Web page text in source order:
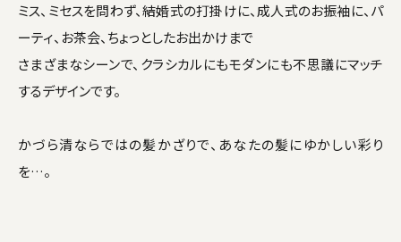
ミス、ミセスを問わず、結婚式の打掛けに、成人式のお振袖に、パ
ーティ、お茶会、ちょっとしたお出かけまで
さまざまなシーンで、クラシカルにもモダンにも不思議にマッチ
するデザインです。
かづら清ならではの髪かざりで、あなたの髪にゆかしい彩り
を…。